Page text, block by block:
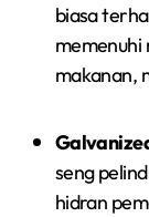
biasa
memenuhi
makanan,
seng
hidran